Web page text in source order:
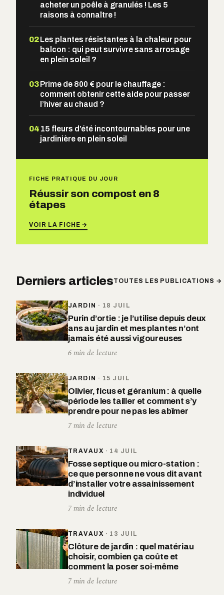
acheter un poêle à granulés ! Les 5
raisons à connaître !
02Les plantes résistantes à la chaleur pour
balcon : qui peut survivre sans arrosage
en plein soleil ?
03Prime de 800 € pour le chauffage :
comment obtenir cette aide pour passer
l’hiver au chaud ?
04 15 fleurs d’été incontournables pour une
jardinière en plein soleil
FICHE PRATIQUE DU JOUR
Réussir son compost en 8
étapes
VOIR LA FICHE →
Derniers articlesTOUTES LES PUBLICATIONS →
JARDIN · 18 JUIL
Purin d’ortie : je l’utilise depuis deux
ans au jardin et mes plantes n’ont
jamais été aussi vigoureuses
6 min de lecture
JARDIN · 15 JUIL
Olivier, ficus et géranium : à quelle
période les tailler et comment s’y
prendre pour ne pas les abîmer
7 min de lecture
TRAVAUX · 14 JUIL
Fosse septique ou micro-station :
ce que personne ne vous dit avant
d’installer votre assainissement
individuel
7 min de lecture
TRAVAUX · 13 JUIL
Clôture de jardin : quel matériau
choisir, combien ça coûte et
comment la poser soi-même
7 min de lecture